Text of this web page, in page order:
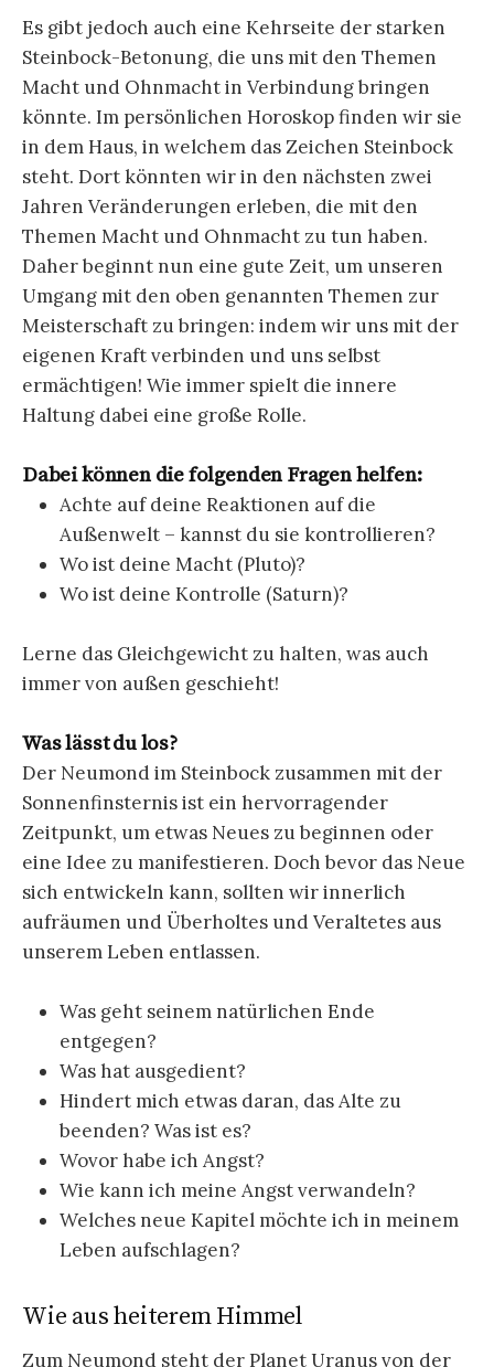
Es gibt jedoch auch eine Kehrseite der starken
Steinbock-Betonung, die uns mit den Themen
Macht und Ohnmacht in Verbindung bringen
könnte. Im persönlichen Horoskop finden wir sie
in dem Haus, in welchem das Zeichen Steinbock
steht. Dort könnten wir in den nächsten zwei
Jahren Veränderungen erleben, die mit den
Themen Macht und Ohnmacht zu tun haben.
Daher beginnt nun eine gute Zeit, um unseren
Umgang mit den oben genannten Themen zur
Meisterschaft zu bringen: indem wir uns mit der
eigenen Kraft verbinden und uns selbst
ermächtigen! Wie immer spielt die innere
Haltung dabei eine große Rolle.
Dabei können die folgenden Fragen helfen:
Achte auf deine Reaktionen auf die
Außenwelt – kannst du sie kontrollieren?
Wo ist deine Macht (Pluto)?
Wo ist deine Kontrolle (Saturn)?
Lerne das Gleichgewicht zu halten, was auch
immer von außen geschieht!
Was lässt du los?
Der Neumond im Steinbock zusammen mit der
Sonnenfinsternis ist ein hervorragender
Zeitpunkt, um etwas Neues zu beginnen oder
eine Idee zu manifestieren. Doch bevor das Neue
sich entwickeln kann, sollten wir innerlich
aufräumen und Überholtes und Veraltetes aus
unserem Leben entlassen.
Was geht seinem natürlichen Ende
entgegen?
Was hat ausgedient?
Hindert mich etwas daran, das Alte zu
beenden? Was ist es?
Wovor habe ich Angst?
Wie kann ich meine Angst verwandeln?
Welches neue Kapitel möchte ich in meinem
Leben aufschlagen?
Wie aus heiterem Himmel
Zum Neumond steht der Planet Uranus von der